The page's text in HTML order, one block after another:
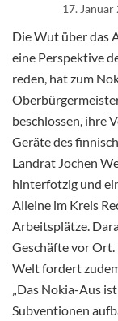
17. Januar
Die Wut über das
eine Perspektive
reden, hat zum
beschlossen, ihre
Geräte des
Landrat Jochen
hinterfotzig und
Alleine im Kreis
Arbeitsplätze.
Geschäfte vor Ort.
Welt fordert
„Das Nokia-Aus
Subventionen